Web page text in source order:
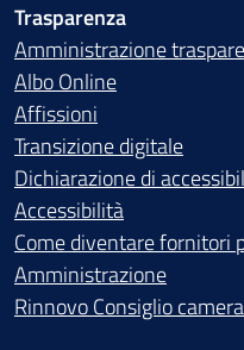
Trasparenza
Amministrazione
Albo Online
Affissioni
Transizione digitale
Dichiarazione di
Accessibilità
Come diventare fornitori
Amministrazione
Rinnovo Consiglio